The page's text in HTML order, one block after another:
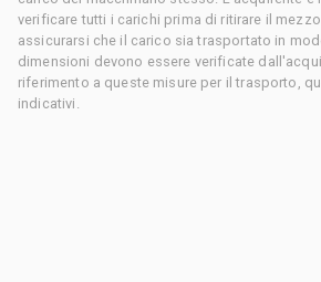
verificare tutti i carichi prima di ritirare il
assicurarsi che il carico sia trasportato in
dimensioni devono essere verificate
riferimento a queste misure per il trasporto,
indicativi.